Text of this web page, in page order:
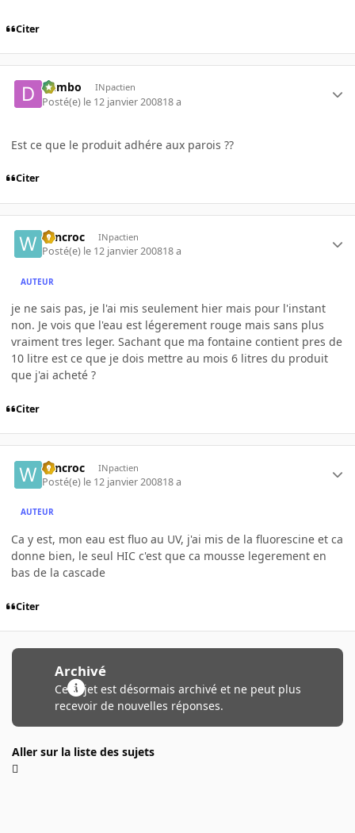
Citer
dumbo INpactien
Posté(e) le 12 janvier 200818 a
Est ce que le produit adhére aux parois ??
Citer
wincroc INpactien
Posté(e) le 12 janvier 200818 a
AUTEUR
je ne sais pas, je l'ai mis seulement hier mais pour l'instant
non. Je vois que l'eau est légerement rouge mais sans plus
vraiment tres leger. Sachant que ma fontaine contient pres de
10 litre est ce que je dois mettre au mois 6 litres du produit
que j'ai acheté ?
Citer
wincroc INpactien
Posté(e) le 12 janvier 200818 a
AUTEUR
Ca y est, mon eau est fluo au UV, j'ai mis de la fluorescine et ca
donne bien, le seul HIC c'est que ca mousse legerement en
bas de la cascade
Citer
Archivé
Ce sujet est désormais archivé et ne peut plus
recevoir de nouvelles réponses.
Aller sur la liste des sujets